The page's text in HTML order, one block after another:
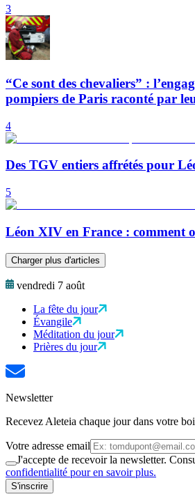
3
“Ce sont des chevaliers” :
pompiers de Paris raconté par
4
Des TGV entiers affrétés pour
5
Léon XIV en France : comment
Charger plus d'articles
vendredi 7 août
La fête du jour
Évangile
Méditation du jour
Prières du jour
Newsletter
Recevez Aleteia chaque jour dans votre
Votre adresse email
J'accepte de recevoir la newsletter.
confidentialité pour en savoir plus.
S'inscrire